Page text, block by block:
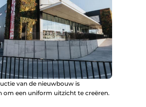
van de nieuwbouw is
om een uniform uitzicht te creëren.